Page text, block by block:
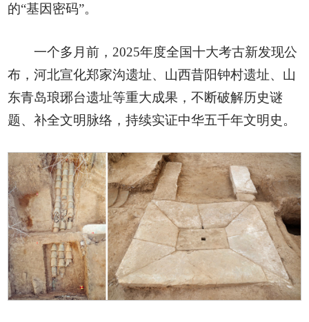
的“基因密码”。
一个多月前，2025年度全国十大考古新发现公
布，河北宣化郑家沟遗址、山西昔阳钟村遗址、山
东青岛琅琊台遗址等重大成果，不断破解历史谜
题、补全文明脉络，持续实证中华五千年文明史。